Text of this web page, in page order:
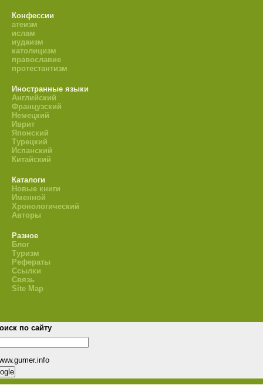
Конфессии
атеизм
ислам
иудаизм
католицизм
православие
протестантизм
Иностранные языки
Английский
Французский
Немецкий
Иврит
Японский
Турецкий
Испанский
Китайский
Каталоги
Новые книги
Именной
Хронологический
Авторы
Разное
Блог
Туризм
Рефераты
Ссылки
Связь
Site Map
по сайту